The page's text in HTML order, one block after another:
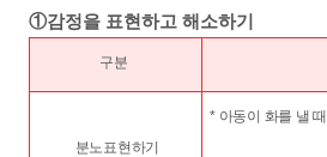
①감정을 표현하고 해소하기
구분
분노표현하기
* 아동이 화를 낼